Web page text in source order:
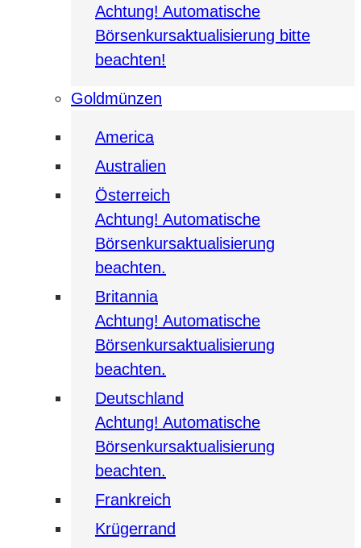
Achtung! Automatische
Börsenkursaktualisierung bitte
beachten!
Goldmünzen
America
Australien
Österreich
Achtung! Automatische
Börsenkursaktualisierung
beachten.
Britannia
Achtung! Automatische
Börsenkursaktualisierung
beachten.
Deutschland
Achtung! Automatische
Börsenkursaktualisierung
beachten.
Frankreich
Krügerrand